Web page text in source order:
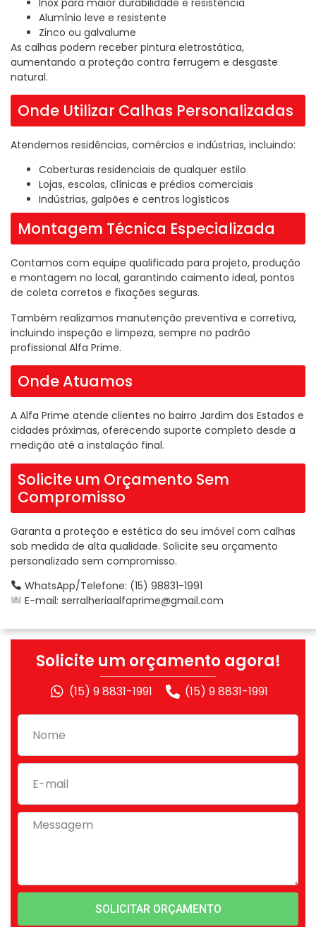
Alumínio leve e resistente
Zinco ou galvalume
As calhas podem receber pintura eletrostática,
aumentando a proteção contra ferrugem e desgaste
natural.
Onde Utilizar Calhas Personalizadas
Atendemos residências, comércios e indústrias, incluindo:
Coberturas residenciais de qualquer estilo
Lojas, escolas, clínicas e prédios comerciais
Indústrias, galpões e centros logísticos
Montagem Técnica Especializada
Contamos com equipe qualificada para projeto, produção
e montagem no local, garantindo caimento ideal, pontos
de coleta corretos e fixações seguras.
Também realizamos manutenção preventiva e corretiva,
incluindo inspeção e limpeza, sempre no padrão
profissional Alfa Prime.
Onde Atuamos
A Alfa Prime atende clientes no bairro Jardim dos Estados e
cidades próximas, oferecendo suporte completo desde a
medição até a instalação final.
Solicite um Orçamento Sem
Compromisso
Garanta a proteção e estética do seu imóvel com calhas
sob medida de alta qualidade. Solicite seu orçamento
personalizado sem compromisso.
WhatsApp/Telefone: (15) 98831-1991
E-mail: serralheriaalfaprime@gmail.com
Solicite um orçamento agora!
(15) 9 8831-1991 (15) 9 8831-1991
SOLICITAR ORÇAMENTO